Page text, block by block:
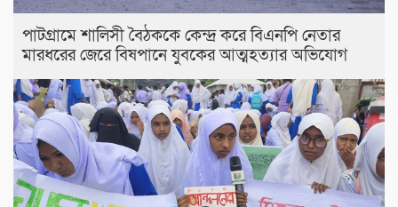
পাটগ্রামে শালিসী বৈঠককে কেন্দ্র করে বিএনপি নেতার
মারধরের জেরে বিষপানে যুবকের আত্মহত্যার অভিযোগ